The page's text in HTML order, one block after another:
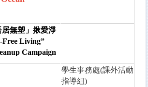
居無塑」揪愛淨
Free Living”
Campaign
學生事務處(課外活動
指導組)